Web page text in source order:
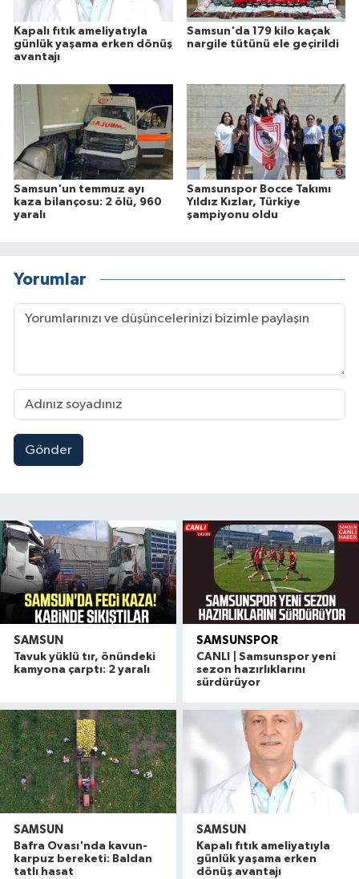
Kapalı fıtık ameliyatıyla
günlük yaşama erken dönüş
avantajı
Samsun'da 179 kilo kaçak
nargile tütünü ele geçirildi
Samsun'un temmuz ayı
kaza bilançosu: 2 ölü, 960
yaralı
Samsunspor Bocce Takımı
Yıldız Kızlar, Türkiye
şampiyonu oldu
Yorumlar
Gönder
SAMSUN
Tavuk yüklü tır, önündeki
kamyona çarptı: 2 yaralı
SAMSUNSPOR
CANLI | Samsunspor yeni
sezon hazırlıklarını
sürdürüyor
SAMSUN
Bafra Ovası'nda kavun-
karpuz bereketi: Baldan
tatlı hasat
SAMSUN
Kapalı fıtık ameliyatıyla
günlük yaşama erken
dönüş avantajı